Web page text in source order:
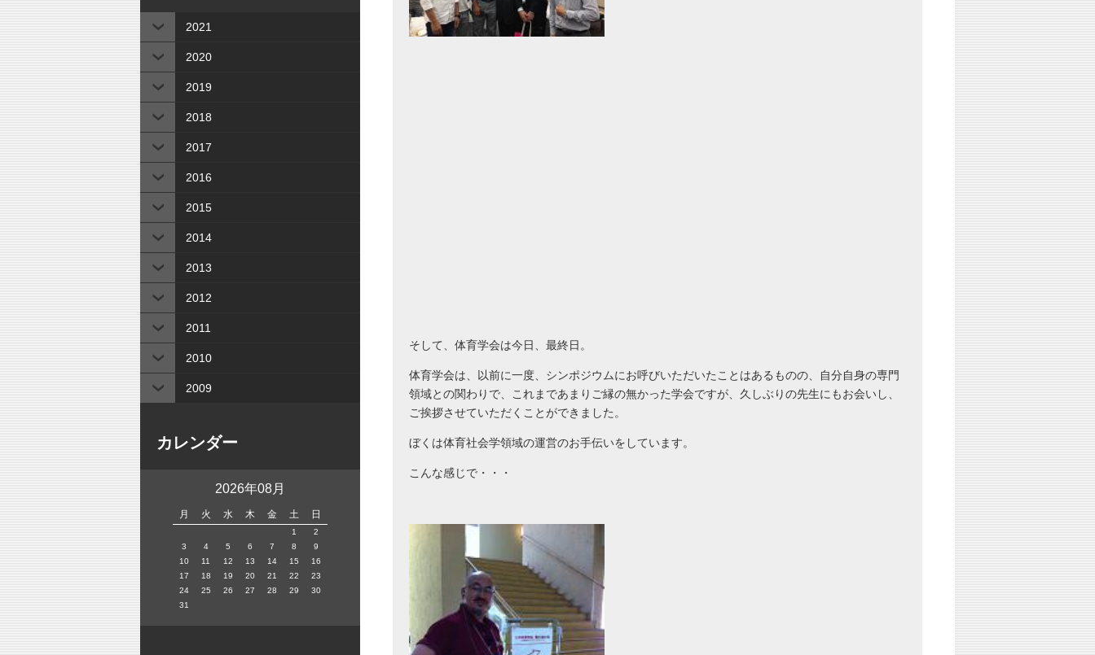
そして、体育学会は今日、最終日。
体育学会は、以前に一度、シンポジウムにお呼びいただいたことはあるものの、自分自身の専門
領域との関わりで、これまであまりご縁の無かった学会ですが、久しぶりの先生にもお会いし、
ご挨拶させていただくことができました。
ぼくは体育社会学領域の運営のお手伝いをしています。
こんな感じで・・・
2021
2020
2019
2018
2017
2016
2015
2014
2013
2012
2011
2010
2009
カレンダー
2026年08月
月 火 水 木 金 土 日
1
2
3
4 5 6 7 8
9
10
11 12 13 14 15
16
17
18 19 20 21 22
23
24
25 26 27 28 29
30
31